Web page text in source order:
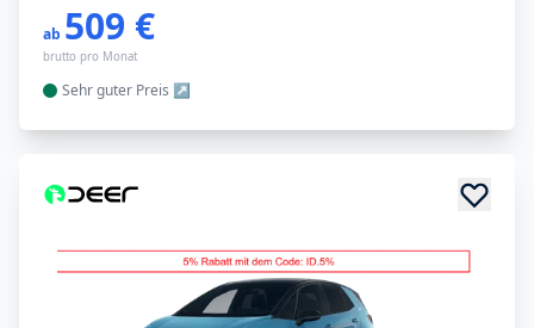
ab 509 €
brutto pro Monat
Sehr guter Preis